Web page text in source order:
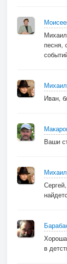
песня,
Иван,
Ваши
в